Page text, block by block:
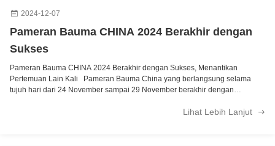
2024-12-07
Pameran Bauma CHINA 2024 Berakhir dengan
Sukses
Pameran Bauma CHINA 2024 Berakhir dengan Sukses, Menantikan
Pertemuan Lain Kali Pameran Bauma China yang berlangsung selama
tujuh hari dari 24 November sampai 29 November berakhir dengan
yang datang ke pameranKami telah menyaksikan pertukaran dan kerjasama
Lihat Lebih Lanjut